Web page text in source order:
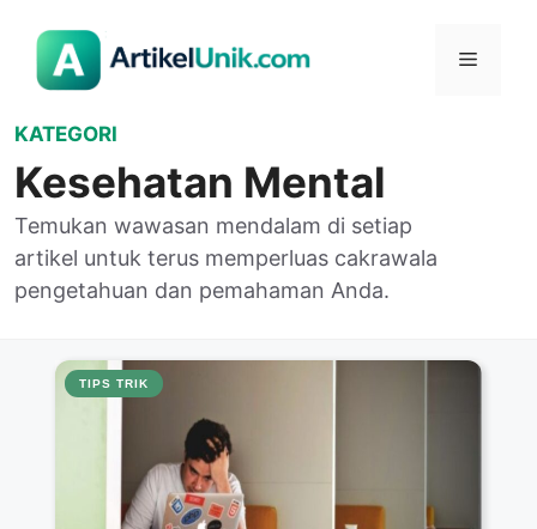
Menu
KATEGORI
Kesehatan Mental
Temukan wawasan mendalam di setiap
artikel untuk terus memperluas cakrawala
pengetahuan dan pemahaman Anda.
TIPS TRIK